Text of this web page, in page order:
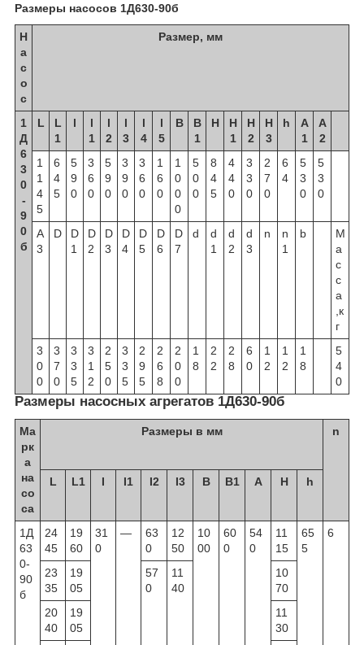
Размеры насосов 1Д630-90б
Н
а
с
о
с
Размер, мм
1
Д
6
3
0
-
9
0
б
L
L
1
l
l
1
l
2
l
3
l
4
l
5
B
B
1
H
H
1
H
2
H
3
h
A
1
A
2
1
1
4
5
6
4
5
5
9
0
3
6
0
5
9
0
3
9
0
3
6
0
1
6
0
1
0
0
0
5
0
0
8
4
5
4
4
0
3
3
0
2
7
0
6
4
5
3
0
5
3
0
A
3
D
D
1
D
2
D
3
D
4
D
5
D
6
D
7
d
d
1
d
2
d
3
n
n
1
b
М
а
с
с
а
,к
г
3
0
0
3
7
0
3
3
5
3
1
2
2
5
0
3
3
5
2
9
5
2
6
8
2
0
0
1
8
2
2
2
8
6
0
1
2
1
2
1
8
5
4
0
Размеры насосных агрегатов 1Д630-90б
Ма
рк
а
на
со
са
Размеры в мм n
L L1 I I1 I2 I3 B B1 A H h
1Д
63
0-
90
б
24
45
19
60
31
0
—
63
0
12
50
10
00
60
0
54
0
11
15
65
5
6
23
35
19
05
57
0
11
40
10
70
20
40
19
05
11
30